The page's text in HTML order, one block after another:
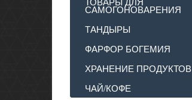
САМОГОНОВАРЕНИЯ
ТАНДЫРЫ
ФАРФОР БОГЕМИЯ
ХРАНЕНИЕ ПРОДУКТОВ
ЧАЙ/КОФЕ